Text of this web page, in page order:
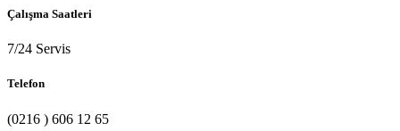
Çalışma Saatleri
7/24 Servis
Telefon
(0216 ) 606 12 65